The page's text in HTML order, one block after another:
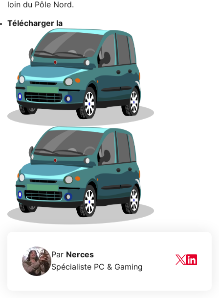
loin du Pôle Nord.
Télécharger la
Par Nerces
Spécialiste PC & Gaming